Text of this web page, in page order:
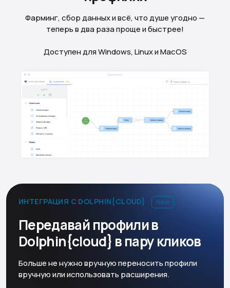
Фарминг, сбор данных и всё, что душе угодно —
теперь в два раза проще и быстрее!
Доступен для Windows, Linux и MacOS
ИНТЕГРАЦИЯ С DOLPHIN{CLOUD} new
Передавай профили в
Dolphin{cloud} в пару кликов
Больше не нужно вручную переносить профили
вручную или использовать расширения.